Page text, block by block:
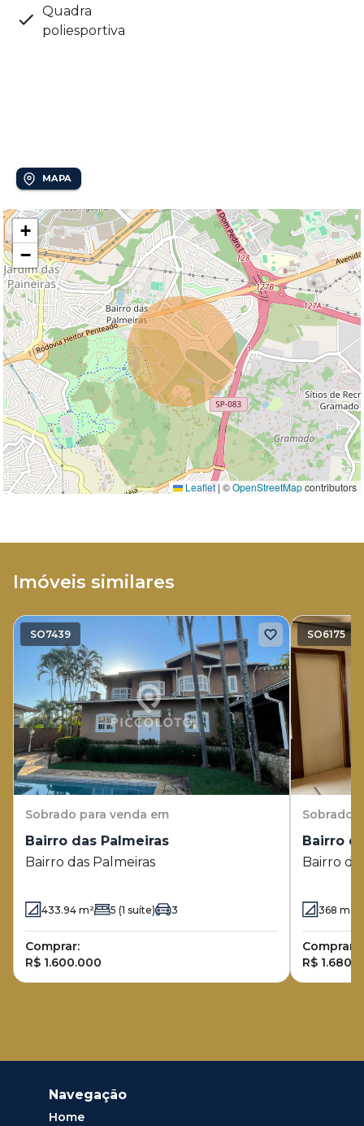
Quadra
poliesportiva
MAPA
+
−
Leaflet | ©OpenStreetMapcontributors
Imóveis similares
SO7439
Sobrado para venda em
Bairro das Palmeiras
Bairro das Palmeiras
433.94 m² 5 (1 suíte) 3
Comprar:
R$ 1.600.000
SO6175
Sobrado
Bairro
Bairro
368 m²
Comprar:
R$
Navegação
Home